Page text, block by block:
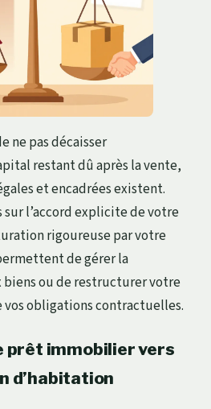
ne pas décaisser
restant dû après la vente,
et encadrées existent.
l’accord explicite de votre
rigoureuse par votre
de gérer la
ou de restructurer votre
obligations contractuelles.
prêt immobilier vers
d’habitation